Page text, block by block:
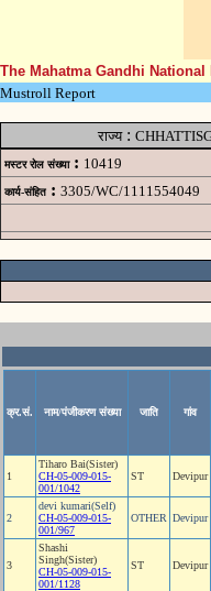
The Mahatma Gandhi
Mustroll Report
राज्य:
मस्टर रोल संख्या : 10419
कार्य-संहित : 3305/WC/1111554049
क्र.सं. नाम/पंजीकरण संख्या जाति गांव
1
Tiharo Bai(Sister)
CH-05-009-015-
001/1042
ST Devipur
2
devi kumari(Self)
CH-05-009-015-
001/967
OTHER Devipur
3
Shashi
Singh(Sister)
CH-05-009-015-
001/1128
ST Devipur